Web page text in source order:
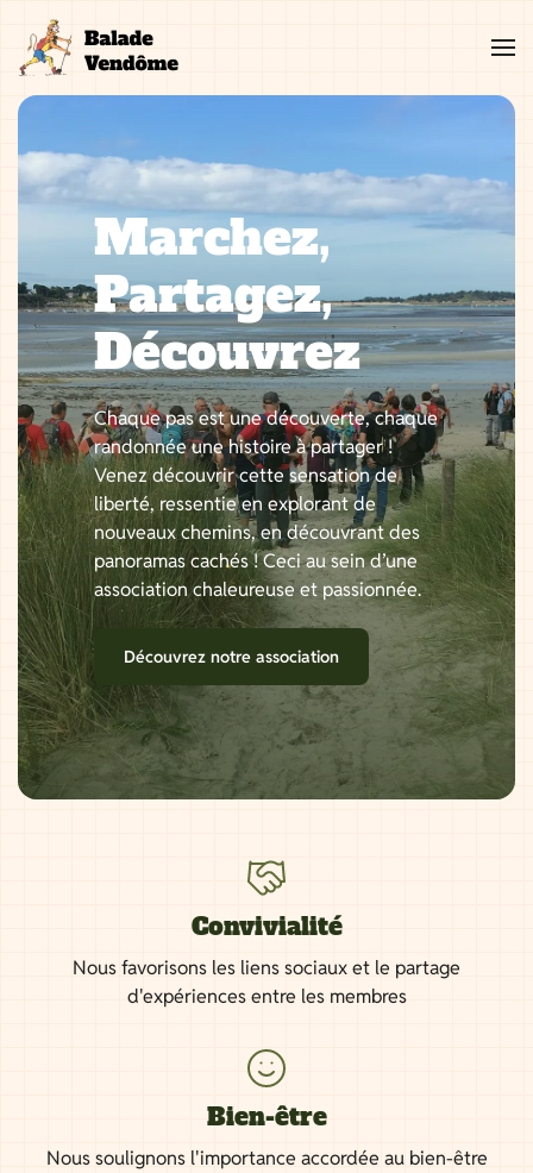
contenu
Marchez,
Partagez,
Découvrez
Chaque pas est une découverte, chaque
randonnée une histoire à partager !
Venez découvrir cette sensation de
liberté, ressentie en explorant de
nouveaux chemins, en découvrant des
panoramas cachés ! Ceci au sein d’une
association chaleureuse et passionnée.
Découvrez notre association
Convivialité
Nous favorisons les liens sociaux et le partage
d'expériences entre les membres
Bien-être
Nous soulignons l'importance accordée au bien-être